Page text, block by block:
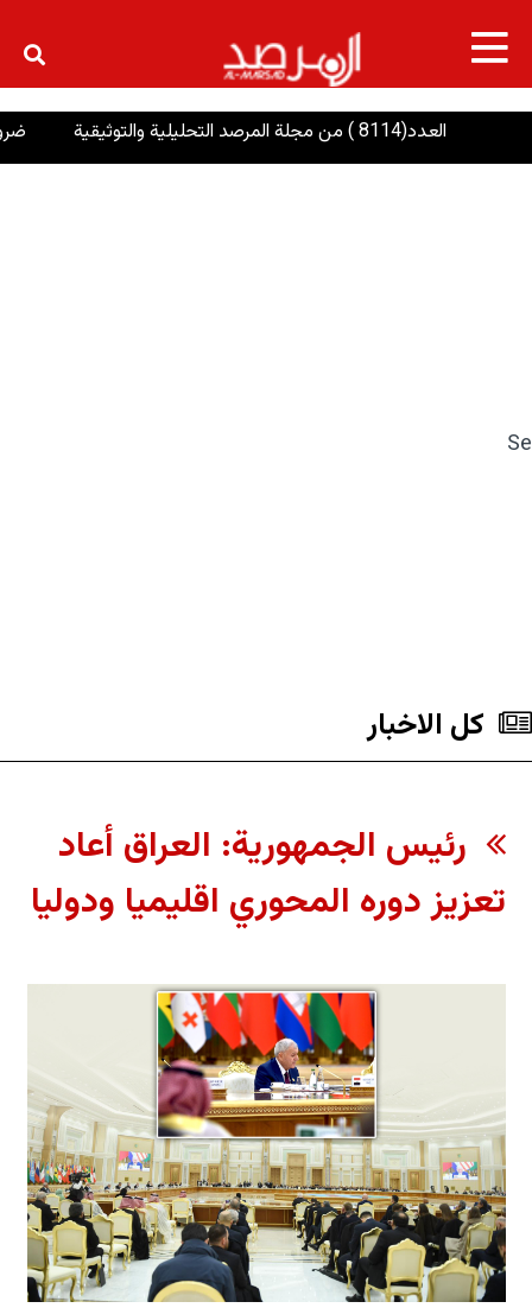
×العدد(8114 ) من مجلة المرصد التحليلية والتوثيقية
کل الاخبار
رئيس الجمهورية: العراق أعاد
تعزيز دوره المحوري اقليميا ودوليا